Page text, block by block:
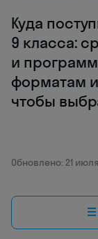
Куда
9 класса:
и
форматам
чтобы
Обновлено: 21